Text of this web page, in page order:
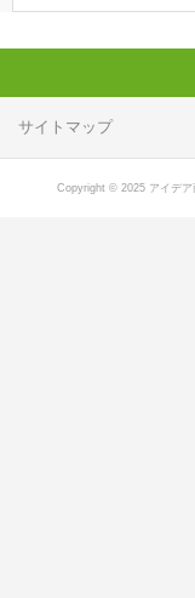
サイトマップ
Copyright © 2025 アイデア